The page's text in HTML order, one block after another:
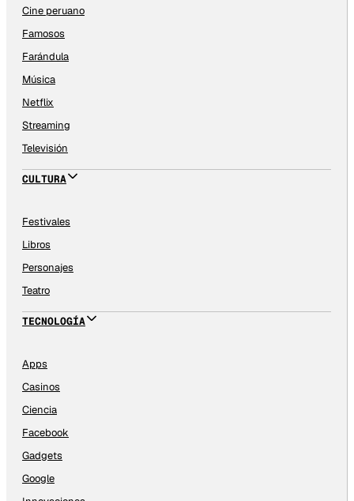
Cine peruano
Famosos
Farándula
Música
Netflix
Streaming
Televisión
CULTURA
Festivales
Libros
Personajes
Teatro
TECNOLOGÍA
Apps
Casinos
Ciencia
Facebook
Gadgets
Google